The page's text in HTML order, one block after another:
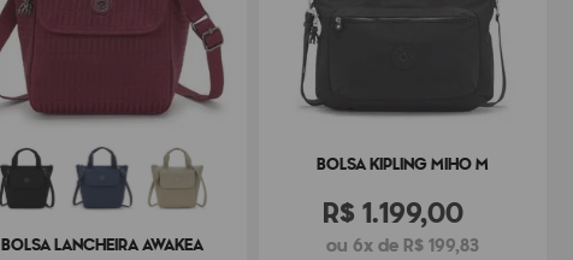
BOLSA LANCHEIRA AWAKEA
BOLSA KIPLING MIHO M
R$ 1.199,00
ou 6x de R$ 199,83